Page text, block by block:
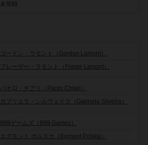
未登録
ゴードン・ラモント（Gordon Lamont）
フレーザー・ラモント（Fraser Lamont）
パオロ・チアリ（Paolo Chiari）
ガブリエラ・シルヴェイラ（Gabriela Silveira）
999ゲームズ（999 Games）
エグモント ポルスカ（Egmont Polska）